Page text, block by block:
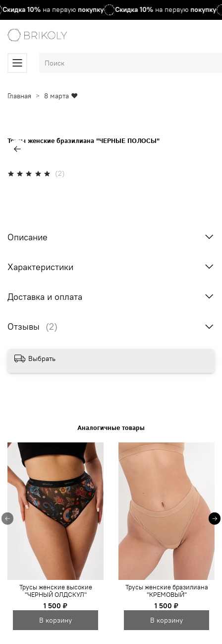
Скидка10%на первую покупку Скидка10%на первую покупку
Главная 8 марта ♥
(2)
Трусы женские бразилиана "ЧЕРНЫЕ ПОЛОСЫ"
Описание
Характеристики
Доставка и оплата
Отзывы (2)
Выбрать
Аналогичные товары
Трусы женские высокие
"ЧЕРНЫЙ ОЛДСКУЛ"
1 500 ₽
В корзину
Трусы женские бразилиана
"КРЕМОВЫЙ"
1 500 ₽
В корзину